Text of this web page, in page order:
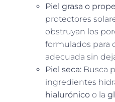
Piel grasa o
protectores
obstruyan los
formulados para
adecuada sin
Piel seca: Busca
ingredientes
hialurónico o la